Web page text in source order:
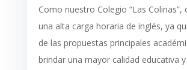
Como nuestro Colegio “Las Colinas”,
una alta carga horaria de inglés, ya
de las propuestas principales
brindar una mayor calidad educativa